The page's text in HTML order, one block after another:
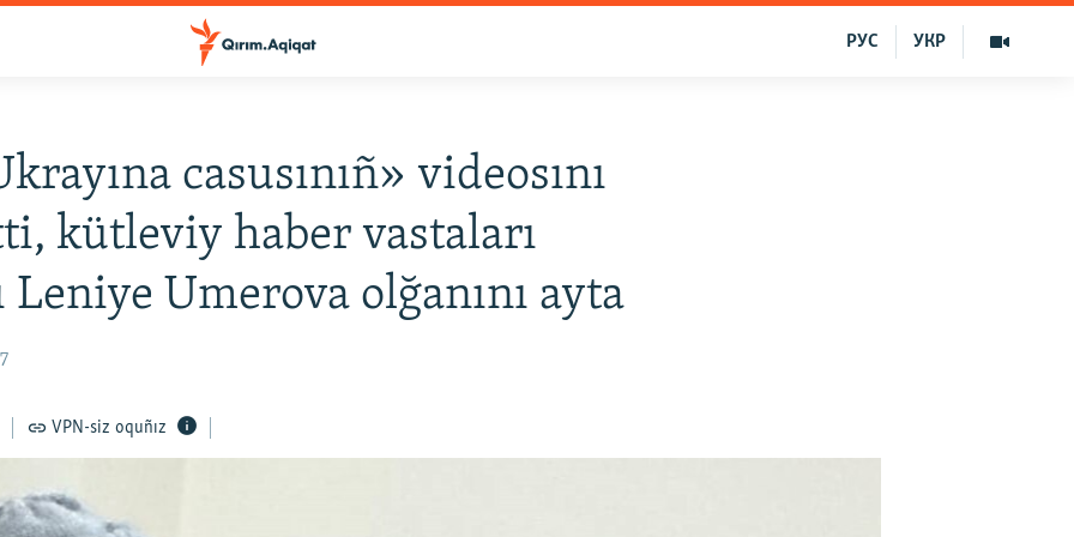
УКР
РУС
casusınıñ» videosını
kütleviy haber vastaları
Leniye Umerova olğanını ayta
VPN-siz oquñız